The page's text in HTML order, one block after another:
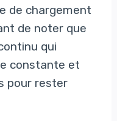
de chargement
de noter que
qui
constante et
pour rester